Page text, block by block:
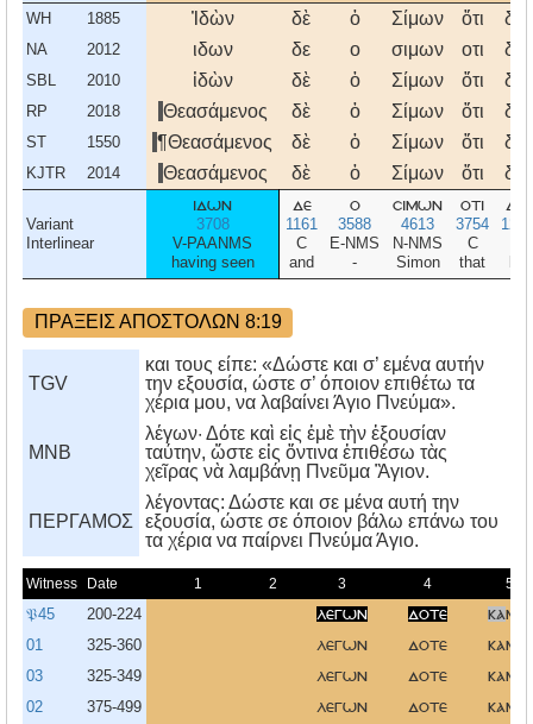
WH 1885 Ἰδὼν δὲ ὁ Σίμων ὅτι διὰ
NA 2012 ιδων δε ο σιμων οτι δια
SBL 2010 ἰδὼν δὲ ὁ Σίμων ὅτι διὰ
RP 2018 Θεασάμενος δὲ ὁ Σίμων ὅτι διὰ
ST 1550 ¶Θεασάμενος δὲ ὁ Σίμων ὅτι διὰ
KJTR 2014 Θεασάμενος δὲ ὁ Σίμων ὅτι διὰ
Variant
Interlinear
ιδων
3708
V-PAANMS
having seen
δε
1161
C
and
ο
3588
E-NMS
-
σιμων
4613
N-NMS
Simon
οτι
3754
C
that
δια
1223
ΠΡΑΞΕΙΣ ΑΠΟΣΤΟΛΩΝ 8:19
TGV
και τους είπε: «Δώστε και σ’ εμένα αυτήν
την εξουσία, ώστε σ’ όποιον επιθέτω τα
χέρια μου, να λαβαίνει Άγιο Πνεύμα».
MNB
λέγων· Δότε καὶ εἰς ἐμὲ τὴν ἐξουσίαν
ταύτην, ὥστε εἰς ὅντινα ἐπιθέσω τὰς
χεῖρας νὰ λαμβάνῃ Πνεῦμα Ἃγιον.
ΠΕΡΓΑΜΟΣ
λέγοντας: Δώστε και σε μένα αυτή την
εξουσία, ώστε σε όποιον βάλω επάνω του
τα χέρια να παίρνει Πνεύμα Άγιο.
Witness Date 1 2 3 4 5
𝔓45 200-224 λεγων δοτε καμοι
01 325-360 λεγων δοτε καμοι
03 325-349 λεγων δοτε καμοι
02 375-499 λεγων δοτε καμοι